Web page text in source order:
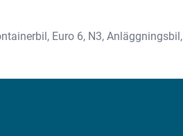
Euro 6, N3, Anläggningsbil,